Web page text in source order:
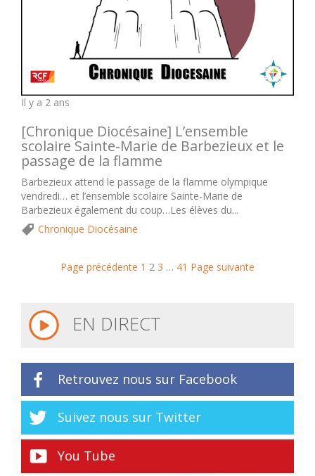
Il y a 2 ans
[Chronique Diocésaine] L’ensemble
scolaire Sainte-Marie de Barbezieux et le
passage de la flamme
Barbezieux attend le passage de la flamme olympique
vendredi… et l’ensemble scolaire Sainte-Marie de
Barbezieux également du coup…Les élèves du...
Chronique Diocésaine
Page précédente 1 2 3 … 41 Page suivante
EN DIRECT
Retrouvez nous sur Facebook
Suivez nous sur Twitter
You Tube